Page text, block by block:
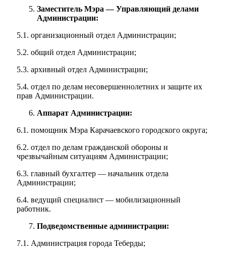
Заместитель Мэра — Управляющий делами
Администрации:
5.1. организационный отдел Администрации;
5.2. общий отдел Администрации;
5.3. архивный отдел Администрации;
5.4. отдел по делам несовершеннолетних и защите их
прав Администрации.
Аппарат Администрации:
6.1. помощник Мэра Карачаевского городского округа;
6.2. отдел по делам гражданской обороны и
чрезвычайным ситуациям Администрации;
6.3. главный бухгалтер — начальник отдела
Администрации;
6.4. ведущий специалист — мобилизационный
работник.
Подведомственные администрации:
7.1. Администрация города Теберды;